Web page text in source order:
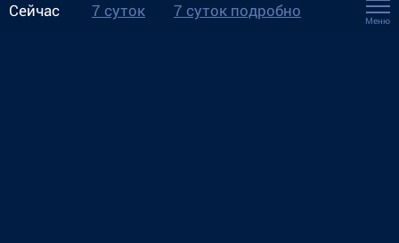
Сейчас 7 суток 7 суток подробно
Меню